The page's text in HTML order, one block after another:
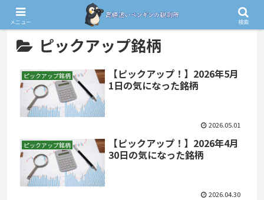
ピックアップ銘柄
ピックアップ銘柄
【ピックアップ！】2026年5月
1日の気になった銘柄
2026.05.01
ピックアップ銘柄
【ピックアップ！】2026年4月
30日の気になった銘柄
2026.04.30
メニュー 検索